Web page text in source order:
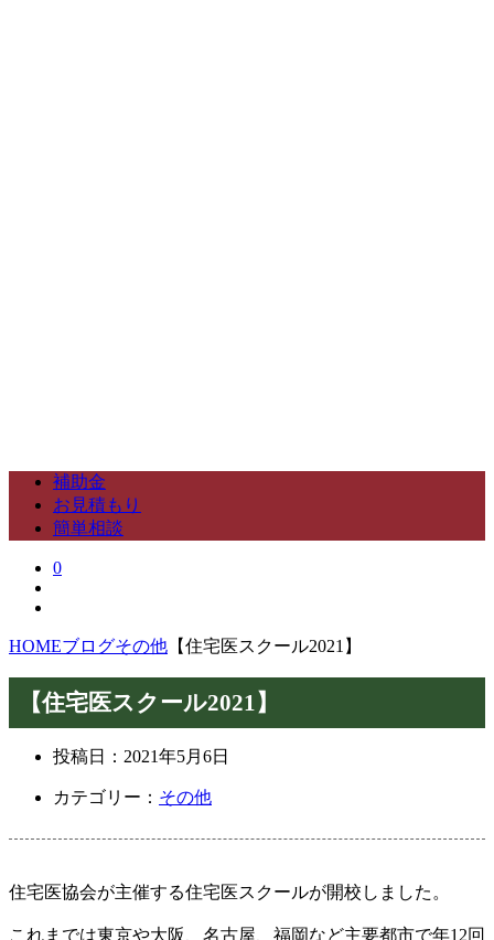
補助金
お見積もり
簡単相談
0
HOMEブログその他 【住宅医スクール2021】
【住宅医スクール2021】
投稿日： 2021年5月6日
カテゴリー： その他
住宅医協会が主催する住宅医スクールが開校しました。
これまでは東京や大阪、名古屋、福岡など主要都市で年12回